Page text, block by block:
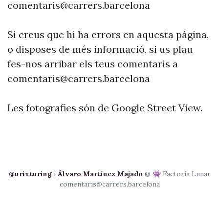
comentaris@carrers.barcelona
Si creus que hi ha errors en aquesta pàgina,
o disposes de més informació, si us plau
fes-nos arribar els teus comentaris a
comentaris@carrers.barcelona
Les fotografies són de Google Street View.
@urixturingi Álvaro Martínez Majado @ 👾 Factoria Lunar
comentaris@carrers.barcelona